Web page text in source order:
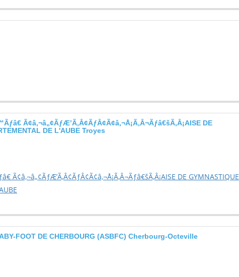
Ã¢â‚¬â„¢ÃƒÆ’Ã‚Â¢ÃƒÂ¢Ã¢â‚¬Å¡Ã‚Â¬Ãƒâ€šÃ‚Â¡AISE DE
DE L'AUBE Troyes
Ã¢â‚¬â„¢ÃƒÆ’Ã‚Â¢ÃƒÂ¢Ã¢â‚¬Å¡Ã‚Â¬Ãƒâ€šÃ‚Â¡AISE DE GYMNASTIQUE
FOOT DE CHERBOURG (ASBFC) Cherbourg-Octeville